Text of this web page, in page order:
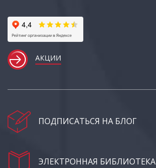
АКЦИИ
ПОДПИСАТЬСЯ НА БЛОГ
ЭЛЕКТРОННАЯ БИБЛИОТЕКА